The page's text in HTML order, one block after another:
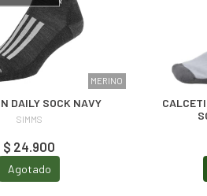
MERINO
DAILY SOCK NAVY
SIMMS
$ 24.900
Agotado